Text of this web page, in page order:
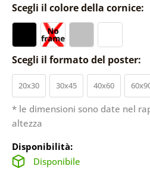
Scegli il colore della cornice:
Scegli il formato del poster:
20x30 30x45 40x60
* le dimensioni sono date nel
altezza
Disponibilità:
Disponibile